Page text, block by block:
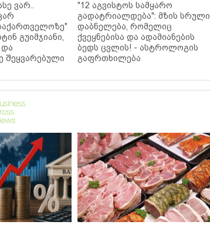
ვარ..
გუიმჯიანი,
შეყვარებული
"12 აგვისტოს სამყარო
გადატრიალდება": მზის სრული
დაბნელება, რომელიც
ქვეყნებისა და ადამიანების
ბედს ცვლის! - ასტროლოგის
გაფრთხილება